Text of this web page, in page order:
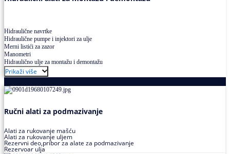
Hidraulične navrtke
Hidraulične pumpe i injektori za ulje
Merni listići za zazor
Manometri
Hidraulično ulje za montažu i demontažu
Prikaži više
Ručni alati za podmazivanje
Alati za rukovanje mašću
Alati za rukovanje uljem
Rezervni deo,pribor za alate za podmazivanje
Rezervoar ulja